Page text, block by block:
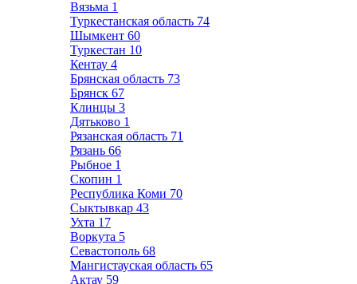
Вязьма 1
Туркестанская область 74
Шымкент 60
Туркестан 10
Кентау 4
Брянская область 73
Брянск 67
Клинцы 3
Дятьково 1
Рязанская область 71
Рязань 66
Рыбное 1
Скопин 1
Республика Коми 70
Сыктывкар 43
Ухта 17
Воркута 5
Севастополь 68
Мангистауская область 65
Актау 59